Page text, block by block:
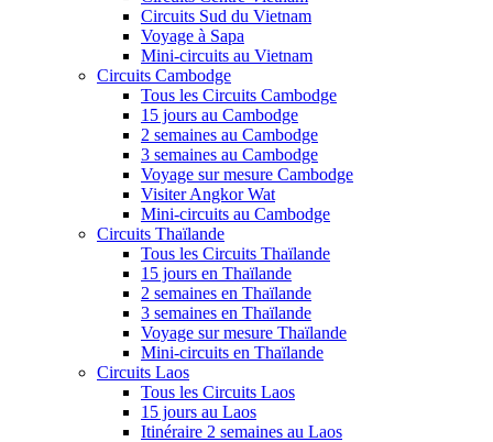
Circuits Sud du Vietnam
Voyage à Sapa
Mini-circuits au Vietnam
Circuits Cambodge
Tous les Circuits Cambodge
15 jours au Cambodge
2 semaines au Cambodge
3 semaines au Cambodge
Voyage sur mesure Cambodge
Visiter Angkor Wat
Mini-circuits au Cambodge
Circuits Thaïlande
Tous les Circuits Thaïlande
15 jours en Thaïlande
2 semaines en Thaïlande
3 semaines en Thaïlande
Voyage sur mesure Thaïlande
Mini-circuits en Thaïlande
Circuits Laos
Tous les Circuits Laos
15 jours au Laos
Itinéraire 2 semaines au Laos